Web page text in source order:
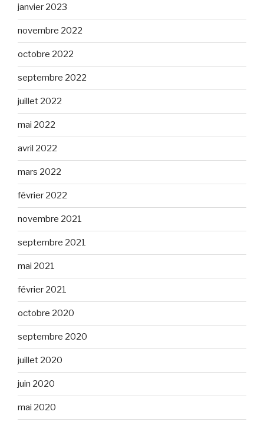
janvier 2023
novembre 2022
octobre 2022
septembre 2022
juillet 2022
mai 2022
avril 2022
mars 2022
février 2022
novembre 2021
septembre 2021
mai 2021
février 2021
octobre 2020
septembre 2020
juillet 2020
juin 2020
mai 2020